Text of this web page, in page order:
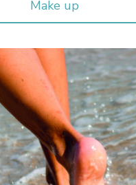
Make up